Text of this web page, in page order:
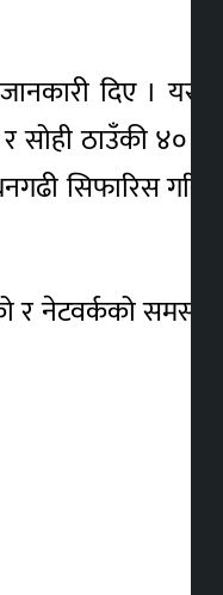
दिए ।
ठाउँकी ४०
सिफारिस
र नेटवर्कको